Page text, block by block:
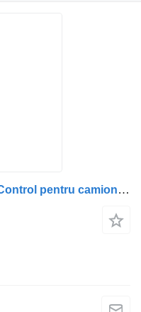
Unitate de control Unitatea de Control pentru camion VDO VIC DAF 1639082